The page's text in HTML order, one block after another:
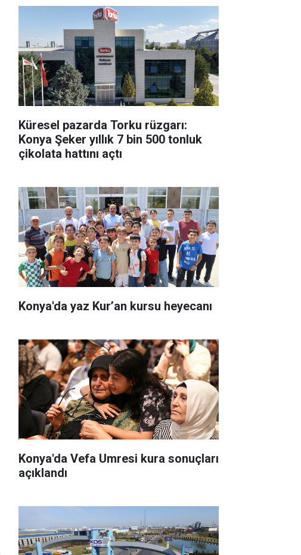
Küresel pazarda Torku rüzgarı:
Konya Şeker yıllık 7 bin 500 tonluk
çikolata hattını açtı
Konya'da yaz Kur’an kursu heyecanı
Konya'da Vefa Umresi kura sonuçları
açıklandı